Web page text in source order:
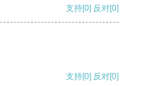
支持[0] 反对[0]
支持[0] 反对[0]